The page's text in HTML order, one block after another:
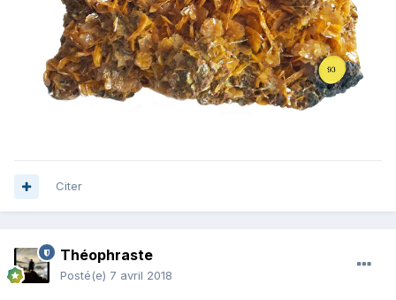
Citer
Théophraste
Posté(e) 7 avril 2018